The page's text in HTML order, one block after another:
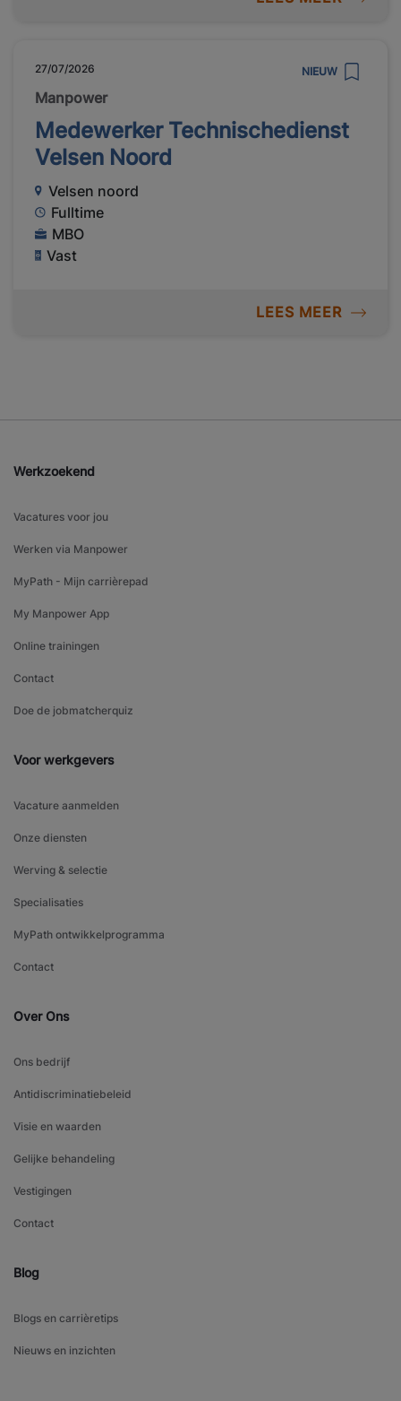
27/07/2026 NIEUW
Manpower
Medewerker Technischedienst
Velsen Noord
Velsen noord
Fulltime
MBO
Vast
LEES MEER
Werkzoekend
Vacatures voor jou
Werken via Manpower
MyPath - Mijn carrièrepad
My Manpower App
Online trainingen
Contact
Doe de jobmatcherquiz
Voor werkgevers
Vacature aanmelden
Onze diensten
Werving & selectie
Specialisaties
MyPath ontwikkelprogramma
Contact
Over Ons
Ons bedrijf
Antidiscriminatiebeleid
Visie en waarden
Gelijke behandeling
Vestigingen
Contact
Blog
Blogs en carrièretips
Nieuws en inzichten